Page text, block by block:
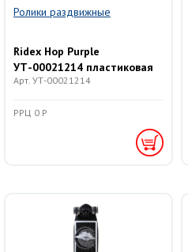
Ролики раздвижные
Ridex Hop Purple
УТ-00021214 пластиковая
рама
Арт. УТ-00021214
РРЦ 0 Р